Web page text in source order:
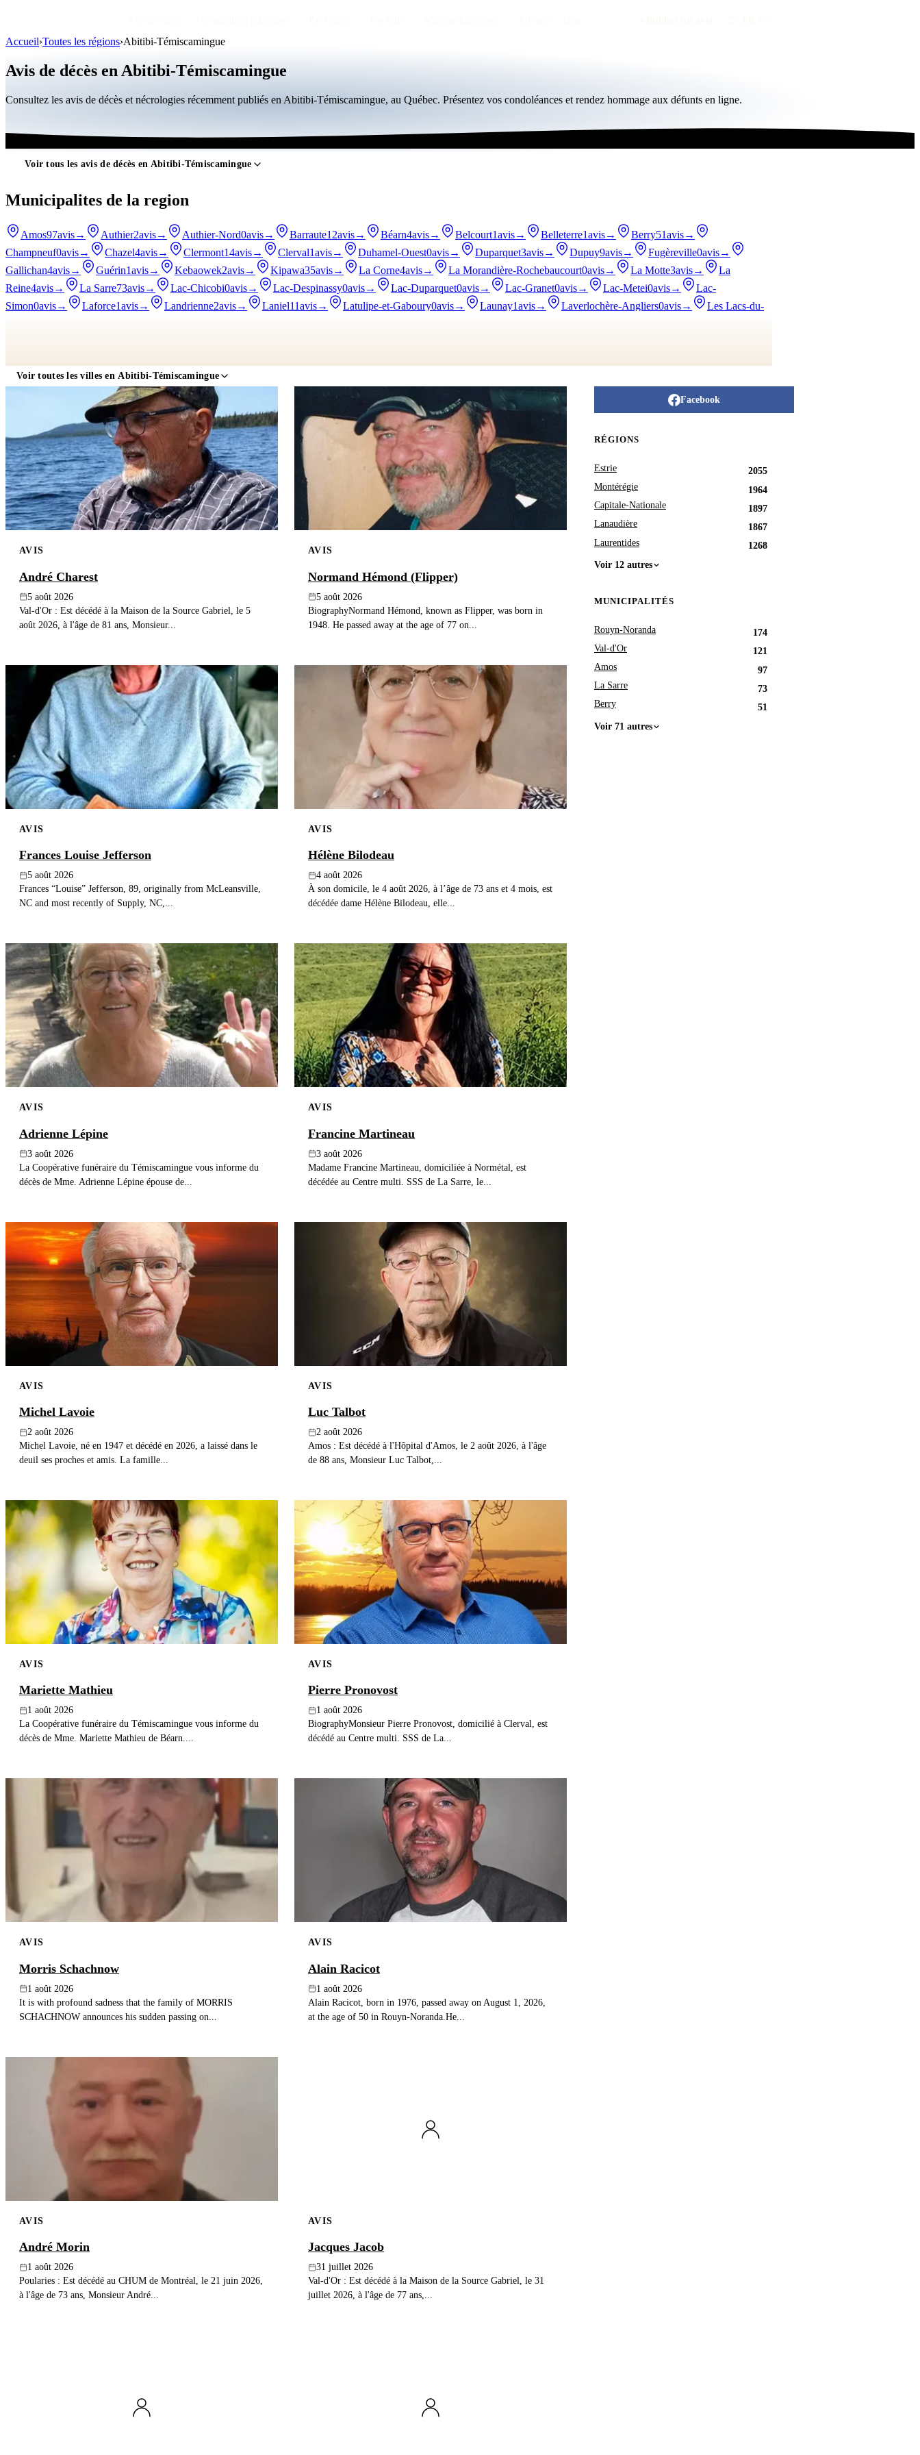
Accueil›Toutes les régions›Abitibi-Témiscamingue
Avis de décès en Abitibi-Témiscamingue
Consultez les avis de décès et nécrologies récemment publiés en Abitibi-Témiscamingue, au Québec. Présentez vos condoléances et rendez hommage aux défunts en ligne.
Voir tous les avis de décès en Abitibi-Témiscamingue
Municipalites de la region
Amos97avis→ Authier2avis→ Authier-Nord0avis→ Barraute12avis→ Béarn4avis→ Belcourt1avis→ Belleterre1avis→ Berry51avis→
Champneuf0avis→ Chazel4avis→ Clermont14avis→ Clerval1avis→ Duhamel-Ouest0avis→ Duparquet3avis→ Dupuy9avis→ Fugèreville0avis→
Gallichan4avis→ Guérin1avis→ Kebaowek2avis→ Kipawa35avis→ La Corne4avis→ La Morandière-Rochebaucourt0avis→ La Motte3avis→
La
Reine4avis→ La Sarre73avis→ Lac-Chicobi0avis→ Lac-Despinassy0avis→ Lac-Duparquet0avis→ Lac-Granet0avis→ Lac-Metei0avis→
Lac-
Simon0avis→ Laforce1avis→ Landrienne2avis→ Laniel11avis→ Latulipe-et-Gaboury0avis→ Launay1avis→ Laverlochère-Angliers0avis→
Les Lacs-du-
du-Rosaire0avis→ Saint-Édouard-de-Fabre0avis
Sainte-Germaine-Boulé 2avis Sainte-Gertrude-Manneville 1avis→ Sainte-Hélène-de-Mancebourg0avis 28avis→
→ Taschereau0avis→ Témiscaming12avis Timiskaming0avis→ Trécesson2avis→ Val-d'Or 121avis Val-Saint-Gilles0avis→
Ville-
37avis→
Voir toutes les villes en Abitibi-Témiscamingue
AVIS
André Charest
5 août 2026
Val-d'Or : Est décédé à la Maison de la Source Gabriel, le 5
août 2026, à l'âge de 81 ans, Monsieur...
AVIS
Normand Hémond (Flipper)
5 août 2026
BiographyNormand Hémond, known as Flipper, was born in
1948. He passed away at the age of 77 on...
AVIS
Frances Louise Jefferson
5 août 2026
Frances “Louise” Jefferson, 89, originally from McLeansville,
NC and most recently of Supply, NC,...
AVIS
Hélène Bilodeau
4 août 2026
À son domicile, le 4 août 2026, à l’âge de 73 ans et 4 mois, est
décédée dame Hélène Bilodeau, elle...
AVIS
Adrienne Lépine
3 août 2026
La Coopérative funéraire du Témiscamingue vous informe du
décès de Mme. Adrienne Lépine épouse de...
AVIS
Francine Martineau
3 août 2026
Madame Francine Martineau, domiciliée à Normétal, est
décédée au Centre multi. SSS de La Sarre, le...
AVIS
Michel Lavoie
2 août 2026
Michel Lavoie, né en 1947 et décédé en 2026, a laissé dans le
deuil ses proches et amis. La famille...
AVIS
Luc Talbot
2 août 2026
Amos : Est décédé à l'Hôpital d'Amos, le 2 août 2026, à l'âge
de 88 ans, Monsieur Luc Talbot,...
AVIS
Mariette Mathieu
1 août 2026
La Coopérative funéraire du Témiscamingue vous informe du
décès de Mme. Mariette Mathieu de Béarn....
AVIS
Pierre Pronovost
1 août 2026
BiographyMonsieur Pierre Pronovost, domicilié à Clerval, est
décédé au Centre multi. SSS de La...
AVIS
Morris Schachnow
1 août 2026
It is with profound sadness that the family of MORRIS
SCHACHNOW announces his sudden passing on...
AVIS
Alain Racicot
1 août 2026
Alain Racicot, born in 1976, passed away on August 1, 2026,
at the age of 50 in Rouyn-Noranda.He...
AVIS
André Morin
1 août 2026
Poularies : Est décédé au CHUM de Montréal, le 21 juin 2026,
à l'âge de 73 ans, Monsieur André...
AVIS
Jacques Jacob
31 juillet 2026
Val-d'Or : Est décédé à la Maison de la Source Gabriel, le 31
juillet 2026, à l'âge de 77 ans,...
Facebook
RÉGIONS
Estrie
2055
Montérégie
1964
Capitale-Nationale
1897
Lanaudière
1867
Laurentides
1268
Voir 12 autres
MUNICIPALITÉS
Rouyn-Noranda
174
Val-d'Or
121
Amos
97
La Sarre
73
Berry
51
Voir 71 autres